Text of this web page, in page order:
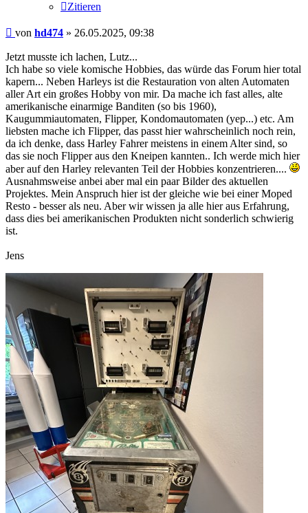
Zitieren
Beitrag
von hd474 » 26.05.2025, 09:38
Jetzt musste ich lachen, Lutz...
Ich habe so viele komische Hobbies, das würde das Forum hier total
kapern... Neben Harleys ist die Restauration von alten Automaten
aller Art ein großes Hobby von mir. Da mache ich fast alles, alte
amerikanische einarmige Banditen (so bis 1960),
Kaugummiautomaten, Flipper, Kondomautomaten (yep...) etc. Am
liebsten mache ich Flipper, das passt hier wahrscheinlich noch rein,
da ich denke, dass Harley Fahrer meistens in einem Alter sind, so
das sie noch Flipper aus den Kneipen kannten.. Ich werde mich hier
aber auf den Harley relevanten Teil der Hobbies konzentrieren....
Ausnahmsweise anbei aber mal ein paar Bilder des aktuellen
Projektes. Mein Anspruch hier ist der gleiche wie bei einer Moped
Resto - besser als neu. Aber wir wissen ja alle hier aus Erfahrung,
dass dies bei amerikanischen Produkten nicht sonderlich schwierig
ist.
Jens